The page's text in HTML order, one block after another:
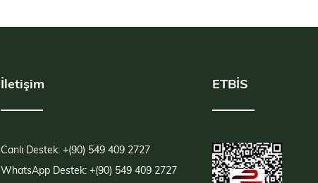
İletişim
Canlı Destek: +(90) 549 409 2727
WhatsApp Destek: +(90) 549 409 2727
ETBİS